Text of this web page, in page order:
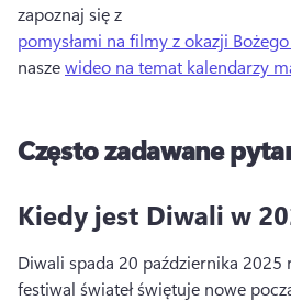
zapoznaj się z
pomysłami na filmy z okazji
nasze wideo na temat kalendarzy
Często zadawane
Kiedy jest Diwali w
Diwali spada 20 października 2025
festiwal świateł świętuje nowe